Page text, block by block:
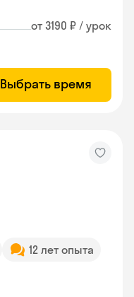
от 3190 ₽ / урок
Выбрать время
12 лет опыта